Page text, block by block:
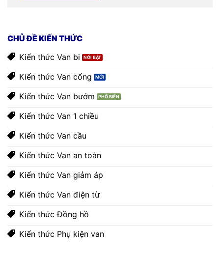
CHỦ ĐỀ KIẾN THỨC
Kiến thức Van bi
Kiến thức Van cổng
Kiến thức Van bướm
Kiến thức Van 1 chiều
Kiến thức Van cầu
Kiến thức Van an toàn
Kiến thức Van giảm áp
Kiến thức Van điện từ
Kiến thức Đồng hồ
Kiến thức Phụ kiện van